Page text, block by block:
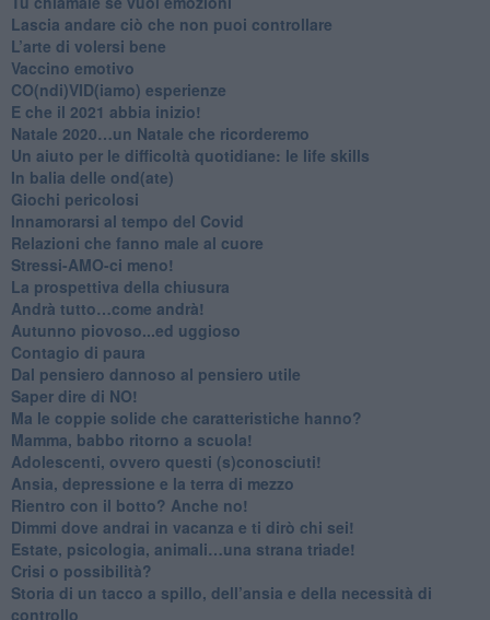
​Lascia andare ciò che non puoi controllare
L’arte di volersi bene
​Vaccino emotivo
CO(ndi)VID(iamo) esperienze
​E che il 2021 abbia inizio!
​Natale 2020…un Natale che ricorderemo
Un aiuto per le difficoltà quotidiane: le life skills
​In balia delle ond(ate)
Giochi pericolosi
Innamorarsi al tempo del Covid
​Relazioni che fanno male al cuore
​Stressi-AMO-ci meno!
​La prospettiva della chiusura
​Andrà tutto…come andrà!
Autunno piovoso...ed uggioso
​Contagio di paura
​Dal pensiero dannoso al pensiero utile
​Saper dire di NO!
​Ma le coppie solide che caratteristiche hanno?
​Mamma, babbo ritorno a scuola!
Adolescenti, ovvero questi (s)conosciuti!
Ansia, depressione e la terra di mezzo
​Rientro con il botto? Anche no!
Dimmi dove andrai in vacanza e ti dirò chi sei!
​Estate, psicologia, animali…una strana triade!
​Crisi o possibilità?
​Storia di un tacco a spillo, dell’ansia e della necessità di
controllo